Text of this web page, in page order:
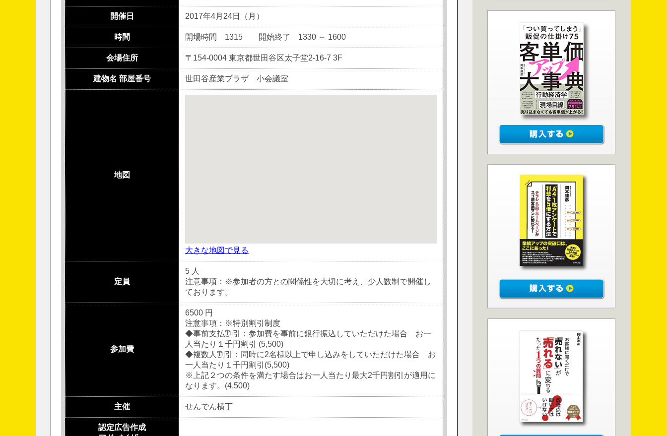
開催日 2017年4月24日（月）
時間 開場時間 1315 開始終了 1330 ～ 1600
会場住所 〒154-0004 東京都世田谷区太子堂2-16-7 3F
建物名 部屋番号 世田谷産業プラザ 小会議室
地図
大きな地図で見る
定員
5 人
注意事項：※参加者の方との関係性を大切に考え、少人数制で開催し
ております。
参加費
6500 円
注意事項：※特別割引制度
◆事前支払割引：参加費を事前に銀行振込していただけた場合 お一
人当たり１千円割引 (5,500)
◆複数人割引：同時に2名様以上で申し込みをしていただけた場合 お
一人当たり１千円割引(5,500)
※上記２つの条件を満たす場合はお一人当たり最大2千円割引が適用に
なります。(4,500)
主催 せんでん横丁
認定広告作成